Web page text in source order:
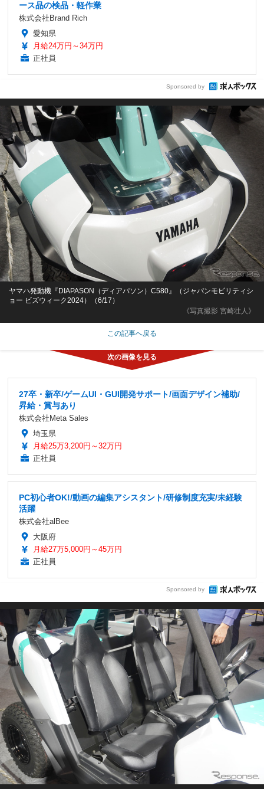
ース品の検品・軽作業
株式会社Brand Rich
愛知県
月給24万円～34万円
正社員
Sponsored by
《写真撮影 宮崎壮人》
ヤマハ発動機『DIAPASON（ディアパソン）C580』（ジャパンモビリティシ
ョー ビズウィーク2024）（6/17）
この記事へ戻る
27卒・新卒/ゲームUI・GUI開発サポート/画面デザイン補助/
昇給・賞与あり
株式会社Meta Sales
埼玉県
月給25万3,200円～32万円
正社員
PC初心者OK!/動画の編集アシスタント/研修制度充実/未経験
活躍
株式会社alBee
大阪府
月給27万5,000円～45万円
正社員
Sponsored by